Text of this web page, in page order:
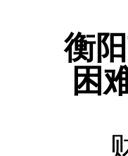
衡
困